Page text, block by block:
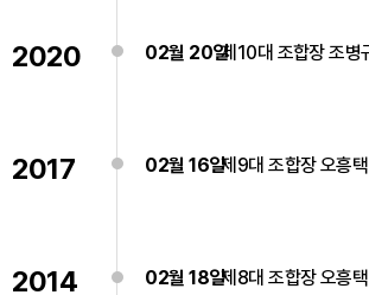
2020 02월 20일제10대 조합장 조병
2017 02월 16일제9대 조합장 오흥
2014 02월 18일제8대 조합장 오흥